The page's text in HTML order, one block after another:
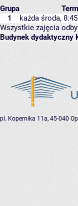
Grupa
1
każda środa,
Wszystkie zajęcia
Budynek dydaktyczny
pl. Kopernika 11a, 45-040